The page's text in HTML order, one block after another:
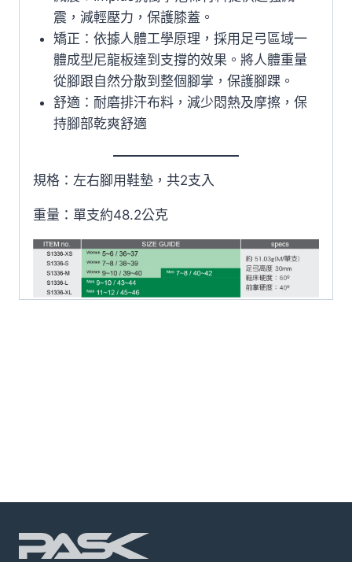
震，減輕壓力，保護膝蓋。
矯正：依據人體工學原理，採用足弓區域一
體成型尼龍板達到支撐的效果。將人體重量
從腳跟自然分散到整個腳掌，保護腳踝。
舒適：耐磨排汗布料，減少悶熱及摩擦，保
持腳部乾爽舒適
規格：左右腳用鞋墊，共2支入
重量：單支約48.2公克